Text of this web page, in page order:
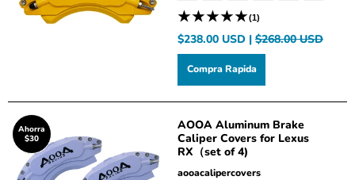
(1)
$238.00 USD | $268.00 USD
Compra Rapida
Ahorra
$30
AOOA Aluminum Brake
Caliper Covers for Lexus
RX（set of 4)
aooacalipercovers